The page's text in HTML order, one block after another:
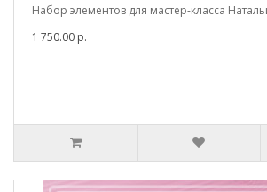
Набор элементов для мастер-класса
1 750.00 р.